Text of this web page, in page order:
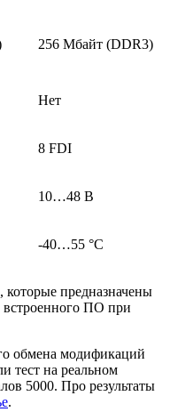
256 Мбайт (DDR3)
Нет
8 FDI
10…48 В
-40…55 °C
предназначены
встроенного ПО при
обмена модификаций
на реальном
5000. Про результаты
.